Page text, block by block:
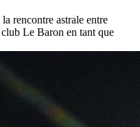
rencontre astrale entre
Le Baron en tant que